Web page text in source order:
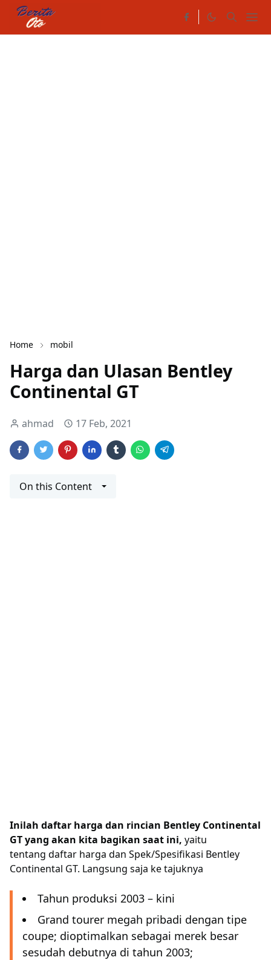
Home mobil
Harga dan Ulasan Bentley
Continental GT
ahmad 17 Feb, 2021
On this Content
Inilah daftar harga dan rincian Bentley Continental
GT yang akan kita bagikan saat ini, yaitu
tentang daftar harga dan Spek/Spesifikasi Bentley
Continental GT. Langsung saja ke tajuknya
Tahun produksi 2003 – kini
Grand tourer megah pribadi dengan tipe
coupe; dioptimalkan sebagai merek besar
sesudah debutnya di tahun 2003;